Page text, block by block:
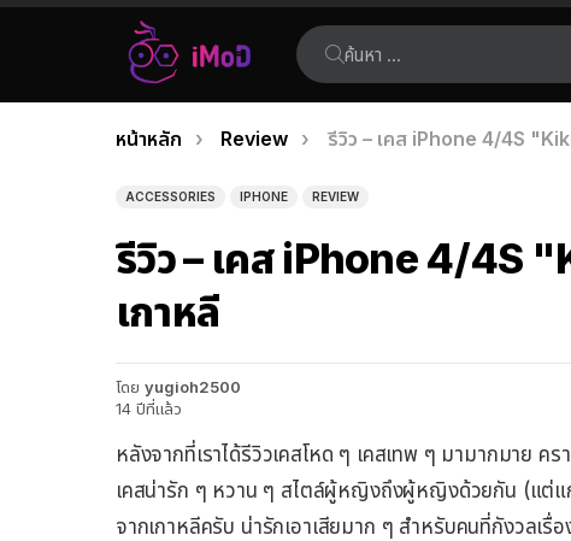
ค้นหา:
เรื่อง
ล่าสุด
คุณอยู่ที่นี่:
หน้าหลัก Review รีวิว – เคส iPhone 4/4S
ACCESSORIES IPHONE REVIEW
รีวิว – เคส iPhone 4/4S
เกาหลี
โดย yugioh2500
14 ปีที่แล้ว
หลังจากที่เราได้รีวิวเคสโหด ๆ เคสเทพ ๆ มามากมาย ค
เคสน่ารัก ๆ หวาน ๆ สไตล์ผู้หญิงถึงผู้หญิงด้วยกัน (แต่แก
จากเกาหลีครับ น่ารักเอาเสียมาก ๆ สำหรับคนที่กังวลเ